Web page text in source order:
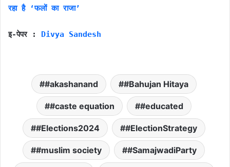
रहा है ‘फलों का राजा’
इ-पेपर : Divya Sandesh
#akashanand #Bahujan Hitaya
#caste equation #educated
#Elections2024 #ElectionStrategy
#muslim society #SamajwadiParty